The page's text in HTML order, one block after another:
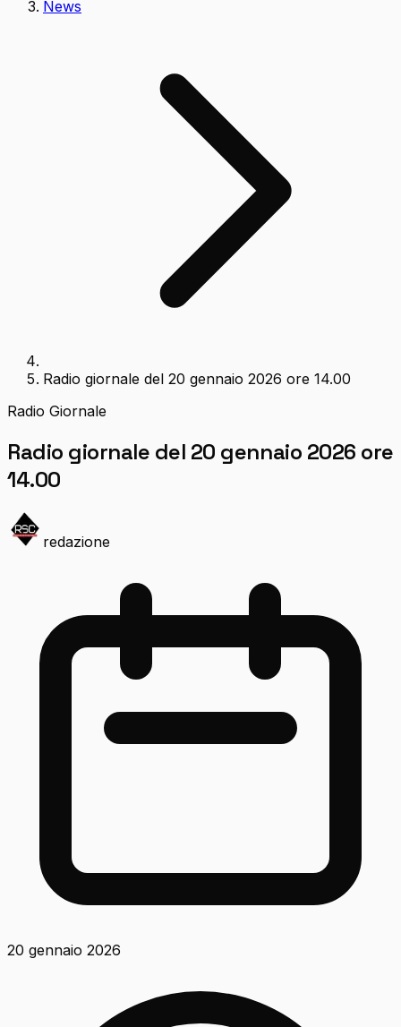
News
Radio giornale del 20 gennaio 2026 ore 14.00
Radio Giornale
Radio giornale del 20 gennaio 2026 ore
14.00
redazione
20 gennaio 2026